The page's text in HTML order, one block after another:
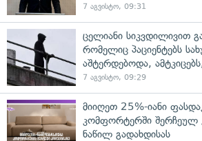
7 აგვისტო, 09:31
ცელიანი სიკვდილივით
რომელიც პაციენტებს
აშტერდებოდა,
7 აგვისტო, 09:29
მიიღეთ 25%-იანი
კომფორტერში შერჩეულ
ნაწილ გადახდისას